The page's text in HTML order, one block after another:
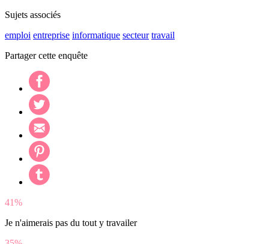
Sujets associés
emploi entreprise informatique secteur travail
Partager cette enquête
41%
Je n'aimerais pas du tout y travailer